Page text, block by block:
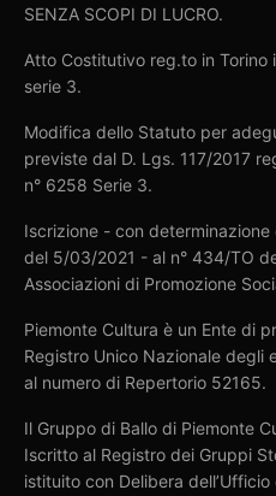
SENZA SCOPI DI LUCRO.
Atto Costitutivo reg.to in Torino
serie 3.
Modifica dello Statuto per
previste dal D. Lgs. 117/2017
n° 6258 Serie 3.
Iscrizione - con
del 5/03/2021 - al n° 434/TO
Associazioni di Promozione
Piemonte Cultura è un Ente di
Registro Unico Nazionale degli
al numero di Repertorio 52165.
Il Gruppo di Ballo di Piemonte
Iscritto al Registro dei Gruppi
istituito con Delibera